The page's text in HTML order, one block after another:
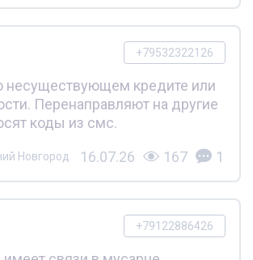
+79532322126
несуществующем кредите или
Перенаправляют на другие
коды из смс.
Новгород 16.07.26 167 1
+79122886426